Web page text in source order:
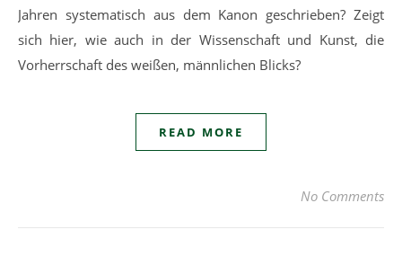
Jahren systematisch aus dem Kanon geschrieben? Zeigt
sich hier, wie auch in der Wissenschaft und Kunst, die
Vorherrschaft des weißen, männlichen Blicks?
READ MORE
No Comments